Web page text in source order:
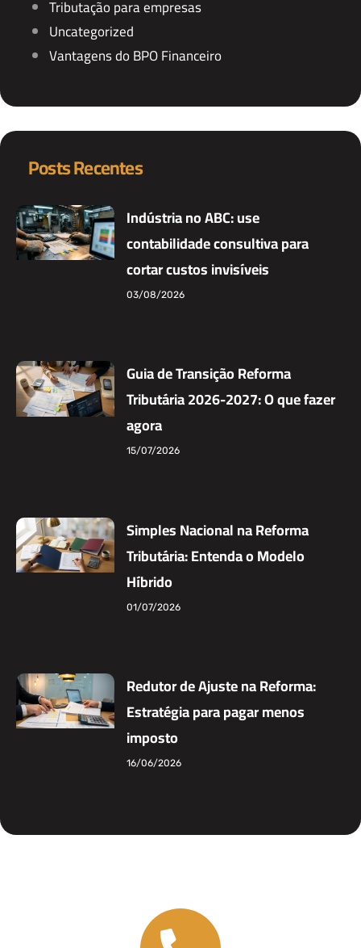
Tributação para empresas
Uncategorized
Vantagens do BPO Financeiro
Posts Recentes
Indústria no ABC: use
contabilidade consultiva para
cortar custos invisíveis
03/08/2026
Guia de Transição Reforma
Tributária 2026-2027: O que fazer
agora
15/07/2026
Simples Nacional na Reforma
Tributária: Entenda o Modelo
Híbrido
01/07/2026
Redutor de Ajuste na Reforma:
Estratégia para pagar menos
imposto
16/06/2026